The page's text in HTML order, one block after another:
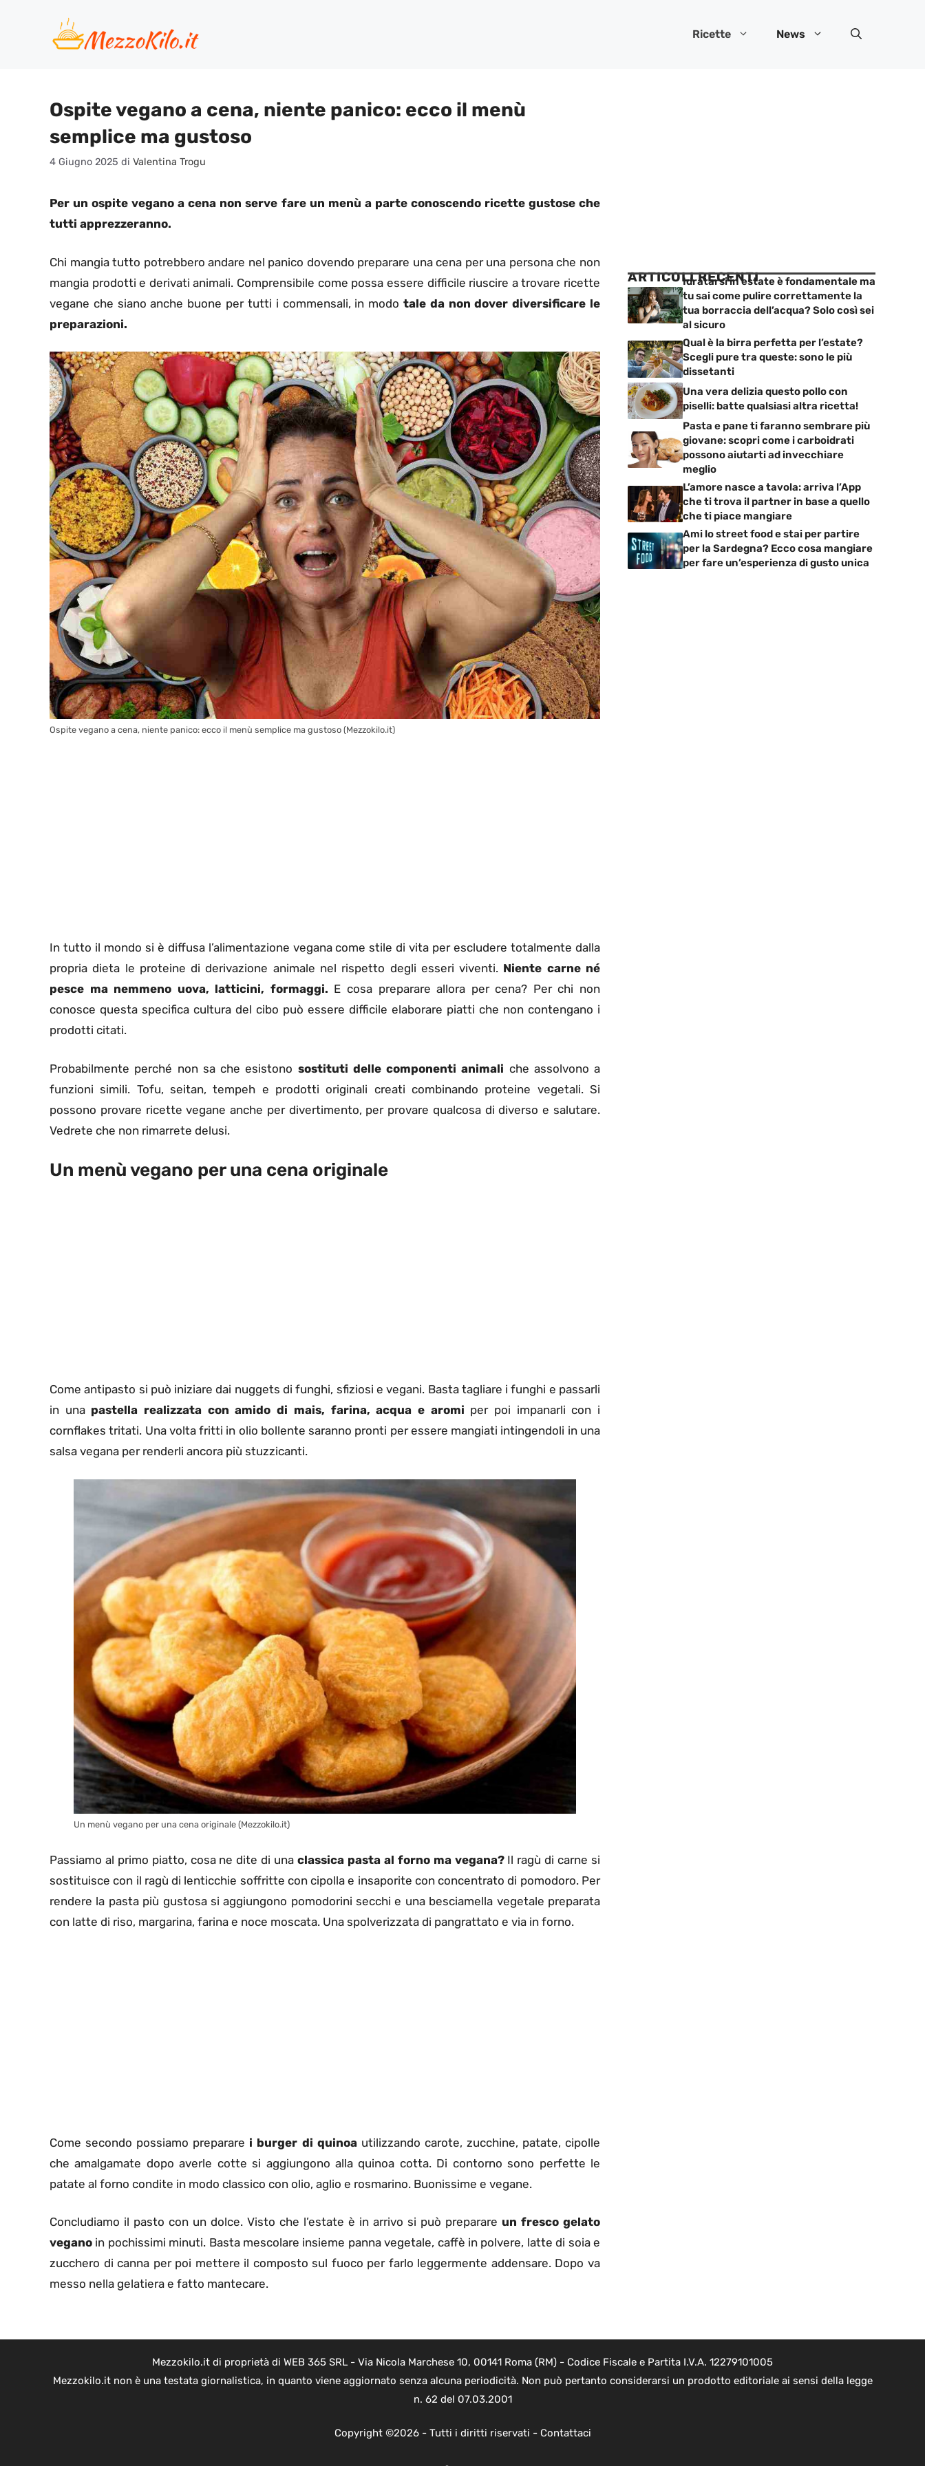
contenuto
Ricette News
Ospite vegano a cena, niente panico: ecco il menù
semplice ma gustoso
4 Giugno 2025 di Valentina Trogu
Per un ospite vegano a cena non serve fare un menù a parte conoscendo ricette gustose che
tutti apprezzeranno.
Chi mangia tutto potrebbero andare nel panico dovendo preparare una cena per una persona che non
mangia prodotti e derivati animali. Comprensibile come possa essere difficile riuscire a trovare ricette
vegane che siano anche buone per tutti i commensali, in modo tale da non dover diversificare le
preparazioni.
Ospite vegano a cena, niente panico: ecco il menù semplice ma gustoso (Mezzokilo.it)
In tutto il mondo si è diffusa l’alimentazione vegana come stile di vita per escludere totalmente dalla
propria dieta le proteine di derivazione animale nel rispetto degli esseri viventi. Niente carne né
pesce ma nemmeno uova, latticini, formaggi. E cosa preparare allora per cena? Per chi non
conosce questa specifica cultura del cibo può essere difficile elaborare piatti che non contengano i
prodotti citati.
Probabilmente perché non sa che esistono sostituti delle componenti animali che assolvono a
funzioni simili. Tofu, seitan, tempeh e prodotti originali creati combinando proteine vegetali. Si
possono provare ricette vegane anche per divertimento, per provare qualcosa di diverso e salutare.
Vedrete che non rimarrete delusi.
Un menù vegano per una cena originale
Come antipasto si può iniziare dai nuggets di funghi, sfiziosi e vegani. Basta tagliare i funghi e passarli
in una pastella realizzata con amido di mais, farina, acqua e aromi per poi impanarli con i
cornflakes tritati. Una volta fritti in olio bollente saranno pronti per essere mangiati intingendoli in una
salsa vegana per renderli ancora più stuzzicanti.
Un menù vegano per una cena originale (Mezzokilo.it)
Passiamo al primo piatto, cosa ne dite di una classica pasta al forno ma vegana?Il ragù di carne si
sostituisce con il ragù di lenticchie soffritte con cipolla e insaporite con concentrato di pomodoro. Per
rendere la pasta più gustosa si aggiungono pomodorini secchi e una besciamella vegetale preparata
con latte di riso, margarina, farina e noce moscata. Una spolverizzata di pangrattato e via in forno.
Come secondo possiamo preparare i burger di quinoautilizzando carote, zucchine, patate, cipolle
che amalgamate dopo averle cotte si aggiungono alla quinoa cotta. Di contorno sono perfette le
patate al forno condite in modo classico con olio, aglio e rosmarino. Buonissime e vegane.
Concludiamo il pasto con un dolce. Visto che l’estate è in arrivo si può preparare un fresco gelato
vegano in pochissimi minuti. Basta mescolare insieme panna vegetale, caffè in polvere, latte di soia e
zucchero di canna per poi mettere il composto sul fuoco per farlo leggermente addensare. Dopo va
messo nella gelatiera e fatto mantecare.
ARTICOLI RECENTI
Idratarsi in estate è fondamentale ma
tu sai come pulire correttamente la
tua borraccia dell’acqua? Solo così sei
al sicuro
Qual è la birra perfetta per l’estate?
Scegli pure tra queste: sono le più
dissetanti
Una vera delizia questo pollo con
piselli: batte qualsiasi altra ricetta!
Pasta e pane ti faranno sembrare più
giovane: scopri come i carboidrati
possono aiutarti ad invecchiare
meglio
L’amore nasce a tavola: arriva l’App
che ti trova il partner in base a quello
che ti piace mangiare
Ami lo street food e stai per partire
per la Sardegna? Ecco cosa mangiare
per fare un’esperienza di gusto unica
Mezzokilo.it di proprietà di WEB 365 SRL - Via Nicola Marchese 10, 00141 Roma (RM) - Codice Fiscale e Partita I.V.A. 12279101005
Mezzokilo.it non è una testata giornalistica, in quanto viene aggiornato senza alcuna periodicità. Non può pertanto considerarsi un prodotto editoriale ai sensi della legge
n. 62 del 07.03.2001
Copyright ©2026 - Tutti i diritti riservati - Contattaci